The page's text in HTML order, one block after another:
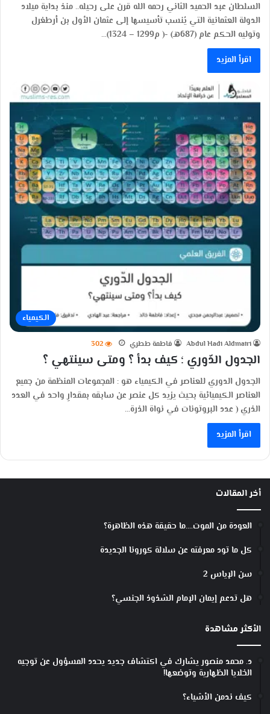
السلطان عبد الحميد الثاني رحمه الله قرن على رحيله.. منذ بداية ميلاد
الدولة العثمانية التي يُنسب تأسيسها إلى عثمان الأول بن أرطغرل
وتوليه الحكم عام (687هـ) -( م1299 – 1324)…
اقرأ المزيد
الكيمياء
Abdul Hadi Aldmairi فاطمة ططري 302
الجدول الدّوري ؛ كيف بدأ ؟ ومتى سينتهي ؟
الجدول الدوري للعناصر في الكيمياء هو : المجموعات المنظمة من جميع
العناصر الكيميائية بحيث يزيد كل عنصر عن سابقه بمقدارِ واحد في العدد
الذري ( عدد البروتونات في نواة الذرة…
اقرأ المزيد
أخر المقالات
العودة من الموت….ما حقيقة هذه الظاهرة؟
كل ما تود معرفته عن سلالة كورونا الجديدة
سن الإياس 2
هل تدعم إيمان الإمام الشذوذ الجنسي؟
الأكثر مشاهدة
د. محمد منصور يشارك في اكتشاف جديد يحدد المسؤول عن توجيه
الخلايا الظهارية وتوضعها!
كيف ندمن الأشياء؟